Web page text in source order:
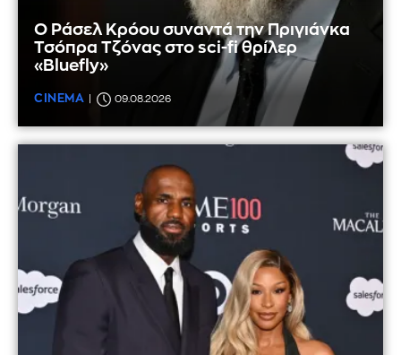
Ο Ράσελ Κρόου συναντά την Πριγιάνκα
Τσόπρα Τζόνας στο sci-fi θρίλερ
«Bluefly»
CINEMA 09.08.2026